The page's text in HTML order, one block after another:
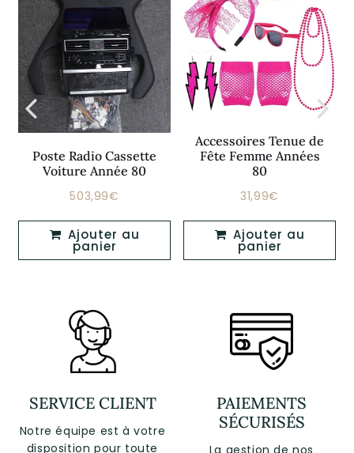
Poste Radio Cassette
Voiture Année 80
Prix
503,99€
panier
Accessoires Tenue de
Fête Femme Années
80
Prix
31,99€
panier
SERVICE CLIENT
Notre équipe est à votre
disposition pour toute
PAIEMENTS
SÉCURISÉS